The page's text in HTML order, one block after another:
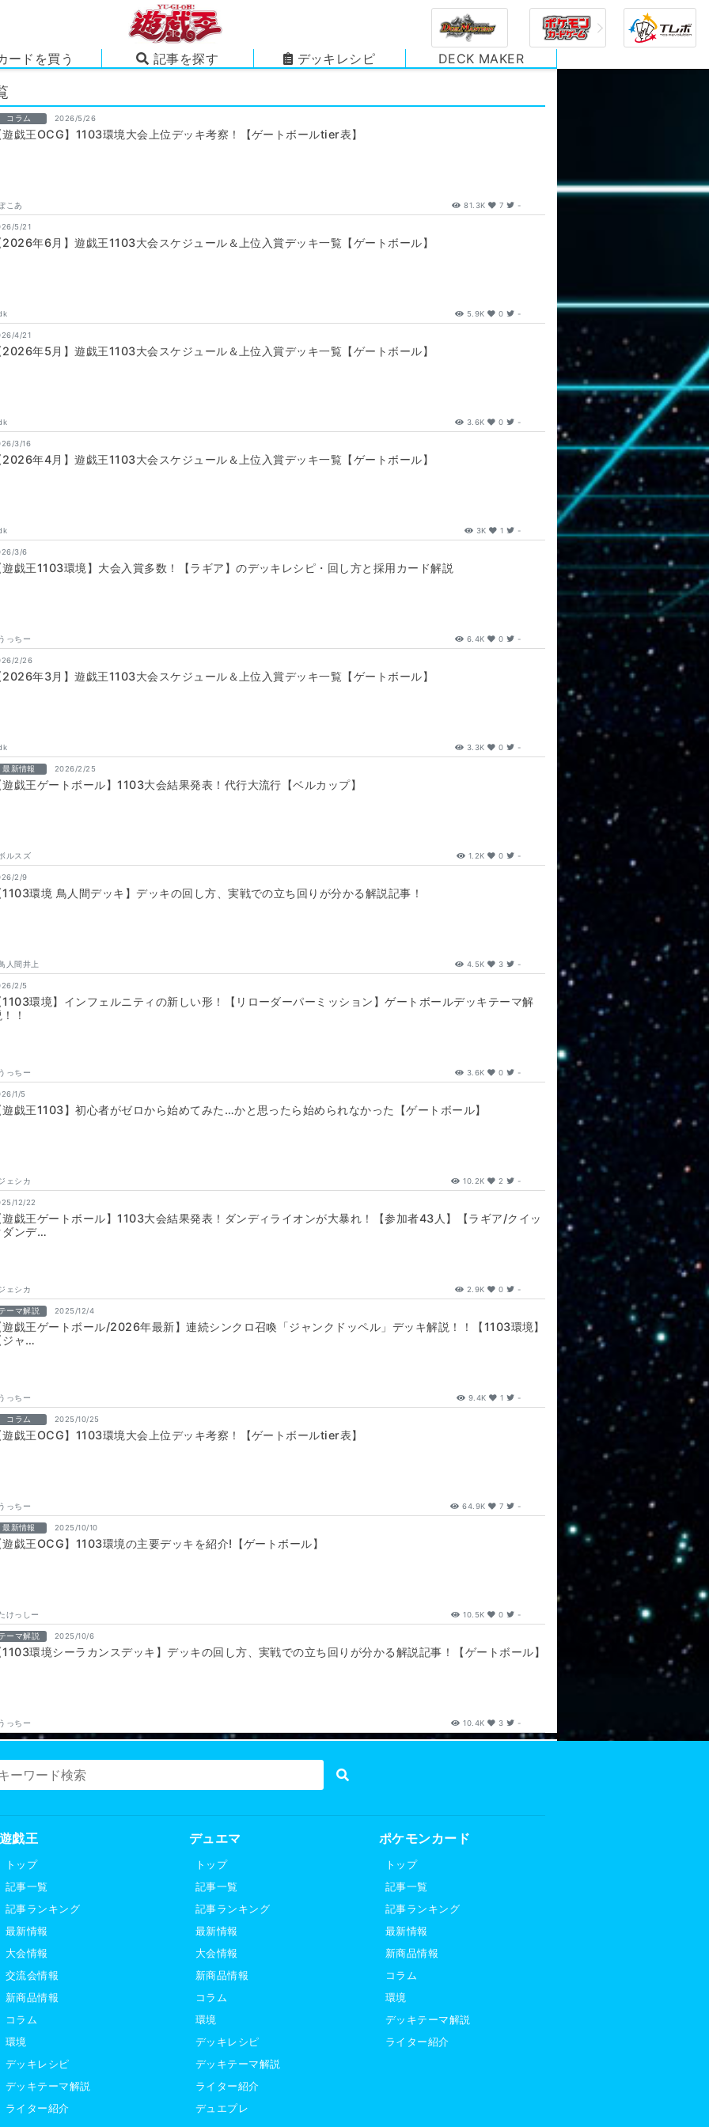
ードを買う 記事を探す デッキレシピ DECK MAKER
コラム 2026/5/26
遊戯王OCG】1103環境大会上位デッキ考察！【ゲートボールtier表】
こあ 81.3K 7 -
5/21
2026年6月】遊戯王1103大会スケジュール＆上位入賞デッキ一覧【ゲートボール】
5.9K 0 -
4/21
2026年5月】遊戯王1103大会スケジュール＆上位入賞デッキ一覧【ゲートボール】
3.6K 0 -
3/16
2026年4月】遊戯王1103大会スケジュール＆上位入賞デッキ一覧【ゲートボール】
3K 1 -
3/6
遊戯王1103環境】大会入賞多数！【ラギア】のデッキレシピ・回し方と採用カード解説
っちー 6.4K 0 -
2/26
2026年3月】遊戯王1103大会スケジュール＆上位入賞デッキ一覧【ゲートボール】
3.3K 0 -
最新情報 2026/2/25
遊戯王ゲートボール】1103大会結果発表！代行大流行【ベルカップ】
ルスズ 1.2K 0 -
2/9
1103環境 鳥人間デッキ】デッキの回し方、実戦での立ち回りが分かる解説記事！
人間井上 4.5K 3 -
2/5
1103環境】インフェルニティの新しい形！【リローダーパーミッション】ゲートボールデッキテーマ解
！
っちー 3.6K 0 -
1/5
遊戯王1103】初心者がゼロから始めてみた…かと思ったら始められなかった【ゲートボール】
ェシカ 10.2K 2 -
12/22
遊戯王ゲートボール】1103大会結果発表！ダンディライオンが大暴れ！【参加者43人】【ラギア/クイッ
ダンデ…
ェシカ 2.9K 0 -
ーマ解説 2025/12/4
遊戯王ゲートボール/2026年最新】連続シンクロ召喚「ジャンクドッペル」デッキ解説！！【1103環境】
ジャ…
っちー 9.4K 1 -
コラム 2025/10/25
遊戯王OCG】1103環境大会上位デッキ考察！【ゲートボールtier表】
っちー 64.9K 7 -
最新情報 2025/10/10
遊戯王OCG】1103環境の主要デッキを紹介!【ゲートボール】
けっしー 10.5K 0 -
ーマ解説 2025/10/6
1103環境シーラカンスデッキ】デッキの回し方、実戦での立ち回りが分かる解説記事！【ゲートボール】
っちー 10.4K 3 -
遊戯王
トップ
記事一覧
記事ランキング
最新情報
大会情報
交流会情報
新商品情報
コラム
環境
デッキレシピ
デッキテーマ解説
ライター紹介
デュエマ
トップ
記事一覧
記事ランキング
最新情報
大会情報
新商品情報
コラム
環境
デッキレシピ
デッキテーマ解説
ライター紹介
デュエプレ
ポケモンカード
トップ
記事一覧
記事ランキング
最新情報
新商品情報
コラム
環境
デッキテーマ解説
ライター紹介